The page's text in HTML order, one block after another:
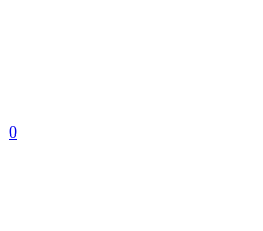
0